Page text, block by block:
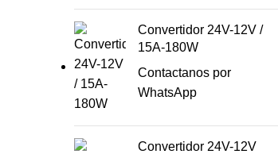
Convertidor 24V-12V /
15A-180W
Contactanos por
WhatsApp
Convertidor 24V-12V